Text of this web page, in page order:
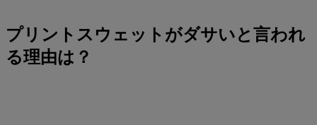
プリントスウェットがダサいと言われ
る理由は？